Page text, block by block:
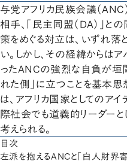
与党アフリカ民族会議（
相手、「民主同盟（DA）」と
策をめぐる対立は、いずれ落
い。しかし、その経緯からは
ったANCの強烈な自負が垣
れた側」に立つことを基本
は、アフリカ国家としてのアイ
際社会でも道義的リーダーと
考えられる。
目次
左派を抱えるANCと「白人財界